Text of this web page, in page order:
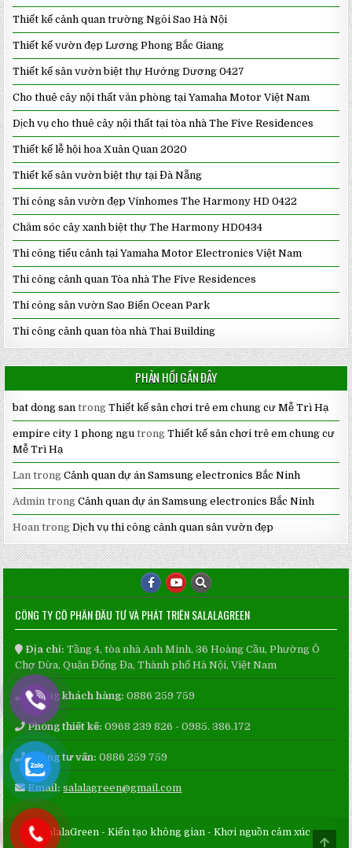
Thiết kế cảnh quan trường Ngôi Sao Hà Nội
Thiết kế vườn đẹp Lương Phong Bắc Giang
Thiết kế sân vườn biệt thự Hướng Dương 0427
Cho thuê cây nội thất văn phòng tại Yamaha Motor Việt Nam
Dịch vụ cho thuê cây nội thất tại tòa nhà The Five Residences
Thiết kế lễ hội hoa Xuân Quan 2020
Thiết kế sân vườn biệt thự tại Đà Nẵng
Thi công sân vườn đẹp Vinhomes The Harmony HD 0422
Chăm sóc cây xanh biệt thự The Harmony HD0434
Thi công tiểu cảnh tại Yamaha Motor Electronics Việt Nam
Thi công cảnh quan Tòa nhà The Five Residences
Thi công sân vườn Sao Biển Ocean Park
Thi công cảnh quan tòa nhà Thai Building
PHẢN HỒI GẦN ĐÂY
bat dong san trongThiết kế sân chơi trẻ em chung cư Mễ Trì Hạ
empire city 1 phong ngu trongThiết kế sân chơi trẻ em chung cư
Mễ Trì Hạ
Lan trongCảnh quan dự án Samsung electronics Bắc Ninh
Admin trongCảnh quan dự án Samsung electronics Bắc Ninh
Hoan trongDịch vụ thi công cảnh quan sân vườn đẹp
CÔNG TY CỔ PHẦN ĐẦU TƯ VÀ PHÁT TRIỂN SALALAGREEN
Địa chỉ: Tầng 4, tòa nhà Anh Minh, 36 Hoàng Cầu, Phường Ô
Chợ Dừa, Quận Đống Đa, Thành phố Hà Nội, Việt Nam
Phòng khách hàng: 0886 259 759
Phòng thiết kế: 0968 239 826 - 0985. 386.172
Phòng tư vấn: 0886 259 759
Email: salalagreen@gmail.com
SalalaGreen - Kiến tạo không gian - Khơi nguồn cảm xúc